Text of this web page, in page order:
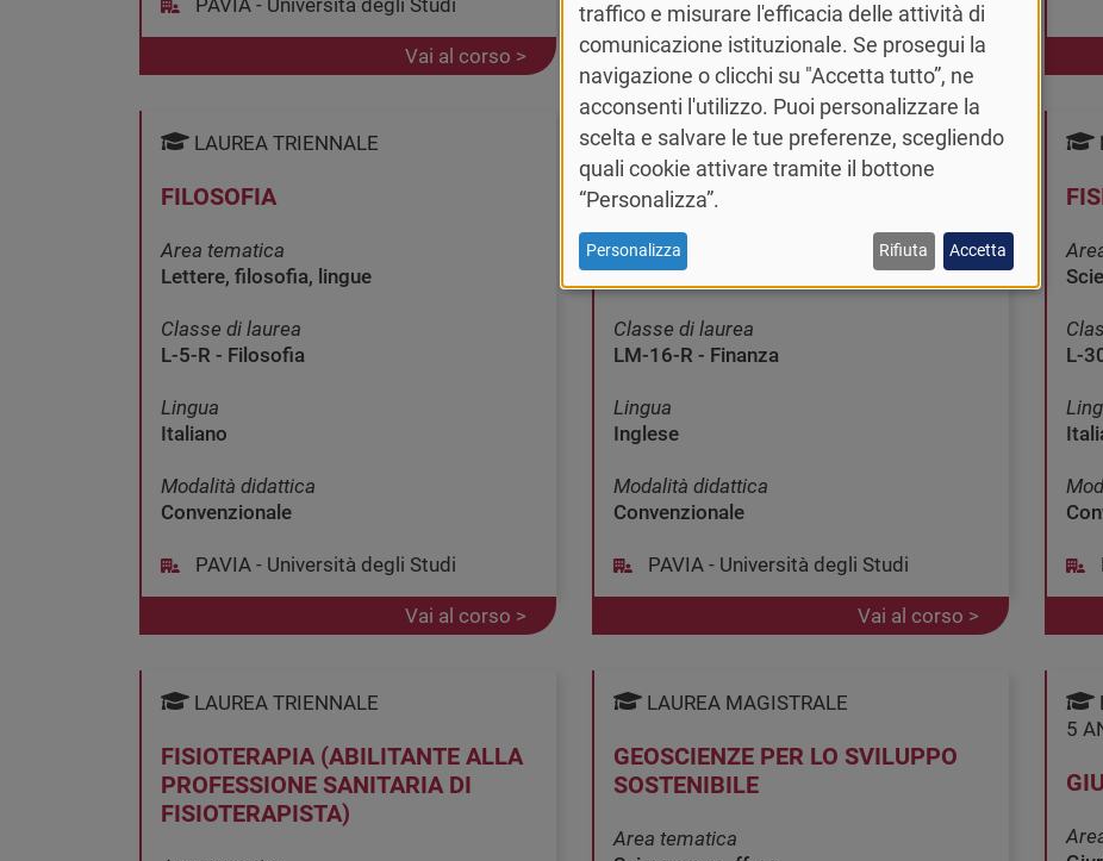
Vai al corso > Vai al corso >
LAUREA TRIENNALE
FILOSOFIA
Area tematica
Lettere, filosofia, lingue
Classe di laurea
L-5-R - Filosofia
Lingua
Italiano
Modalità didattica
Convenzionale
PAVIA - Università degli Studi
Vai al corso >
LAUREA MAGISTRALE
FINANCE
Area tematica
Economia
Classe di laurea
LM-16-R - Finanza
Lingua
Inglese
Modalità didattica
Convenzionale
PAVIA - Università degli Studi
Vai al corso >
L-
LAUREA TRIENNALE
FISIOTERAPIA (ABILITANTE ALLA
PROFESSIONE SANITARIA DI
FISIOTERAPISTA)
LAUREA MAGISTRALE
GEOSCIENZE PER LO SVILUPPO
SOSTENIBILE
Area tematica
5
traffico e misurare l'efficacia delle attività di
comunicazione istituzionale. Se prosegui la
navigazione o clicchi su "Accetta tutto”, ne
acconsenti l'utilizzo. Puoi personalizzare la
scelta e salvare le tue preferenze, scegliendo
quali cookie attivare tramite il bottone
“Personalizza”.
Personalizza Rifiuta Accetta